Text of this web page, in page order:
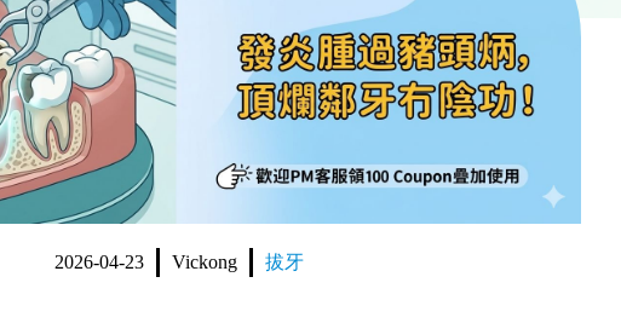
2026-04-23 Vickong 拔牙